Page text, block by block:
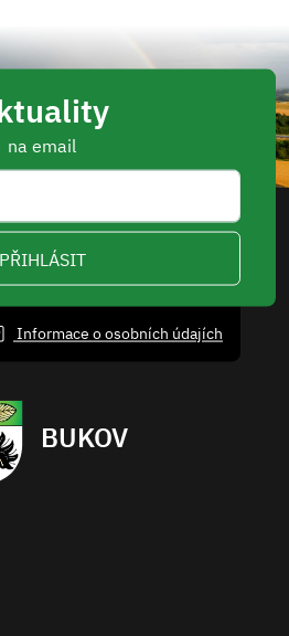
na email
PŘIHLÁSIT
Informace o osobních údajích
BUKOV